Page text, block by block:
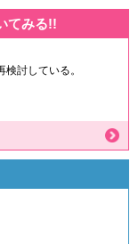
てみる!!
討している。